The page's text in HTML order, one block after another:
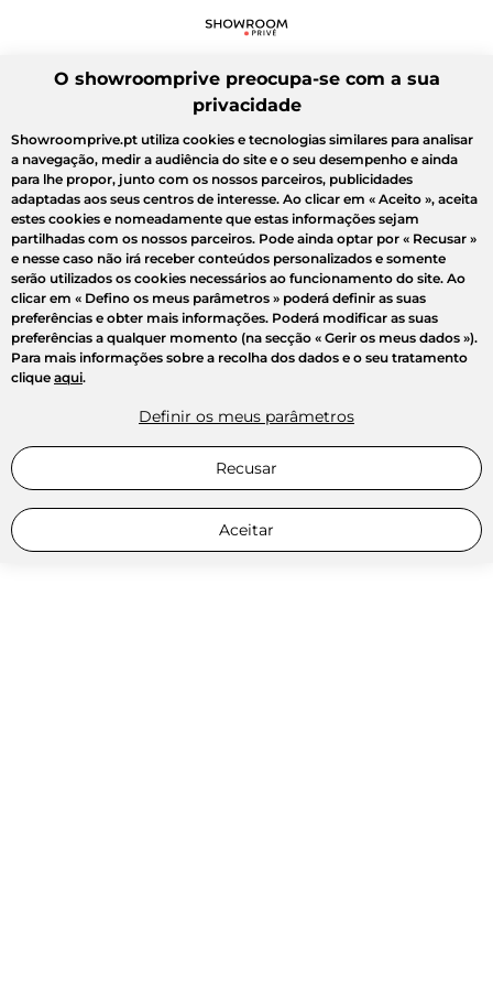
O showroomprive preocupa-se com a sua
privacidade
Showroomprive.pt utiliza cookies e tecnologias similares para analisar
a navegação, medir a audiência do site e o seu desempenho e ainda
para lhe propor, junto com os nossos parceiros, publicidades
adaptadas aos seus centros de interesse. Ao clicar em « Aceito », aceita
estes cookies e nomeadamente que estas informações sejam
partilhadas com os nossos parceiros. Pode ainda optar por « Recusar »
e nesse caso não irá receber conteúdos personalizados e somente
serão utilizados os cookies necessários ao funcionamento do site. Ao
clicar em « Defino os meus parâmetros » poderá definir as suas
preferências e obter mais informações. Poderá modificar as suas
preferências a qualquer momento (na secção « Gerir os meus dados »).
Para mais informações sobre a recolha dos dados e o seu tratamento
clique aqui.
Definir os meus parâmetros
Recusar
Aceitar